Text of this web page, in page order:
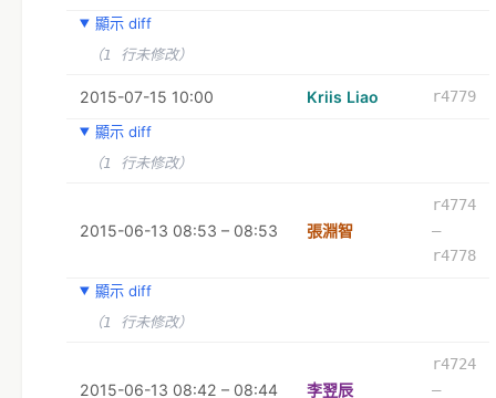
顯示 diff
（1 行未修改）
2015-07-15 10:00 Kriis Liao
r4779
顯示 diff
（1 行未修改）
2015-06-13 08:53 – 08:53 張淵智
r4774
–
r4778
顯示 diff
（1 行未修改）
2015-06-13 08:42 – 08:44 李翌辰
r4724
–